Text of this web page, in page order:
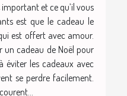
et ce qu’il vous
est que le cadeau le
est offert avec amour.
un cadeau de Noël pour
éviter les cadeaux avec
se perdre facilement.